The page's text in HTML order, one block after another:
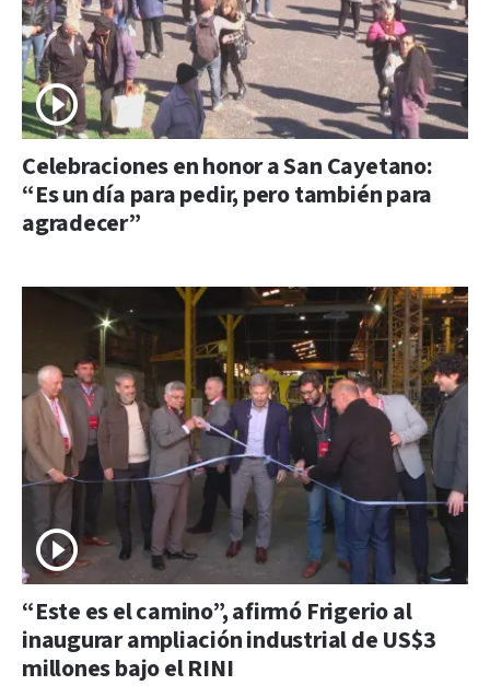
Celebraciones en honor a San Cayetano:
“Es un día para pedir, pero también para
agradecer”
“Este es el camino”, afirmó Frigerio al
inaugurar ampliación industrial de US$3
millones bajo el RINI